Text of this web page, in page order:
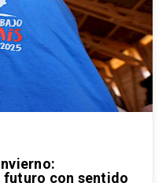
futuro con sentido